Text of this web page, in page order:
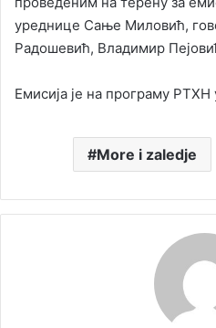
уреднице Сање Миловић,
Радошевић, Владимир
Емисија је на програму РТХН
More i zaledje